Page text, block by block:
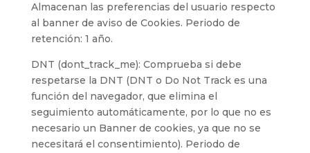
Almacenan las preferencias del usuario respecto
al banner de aviso de Cookies. Periodo de
retención: 1 año.
DNT (dont_track_me): Comprueba si debe
respetarse la DNT (DNT o Do Not Track es una
función del navegador, que elimina el
seguimiento automáticamente, por lo que no es
necesario un Banner de cookies, ya que no se
necesitará el consentimiento). Periodo de